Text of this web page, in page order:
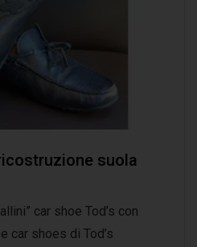
suola
car shoe Tod’s con
car shoes di Tod’s